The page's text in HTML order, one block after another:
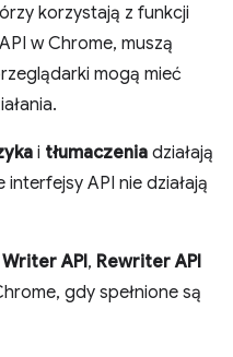
korzystają z funkcji
w Chrome, muszą
mogą mieć
i tłumaczenia działają
API nie działają
Writer API, Rewriter API
gdy spełnione są